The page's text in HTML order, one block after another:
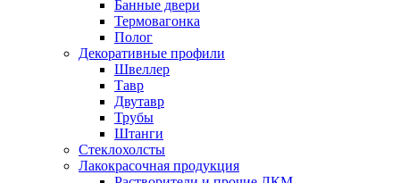
Банные двери
Термовагонка
Полог
Декоративные профили
Швеллер
Тавр
Двутавр
Трубы
Штанги
Стеклохолсты
Лакокрасочная продукция